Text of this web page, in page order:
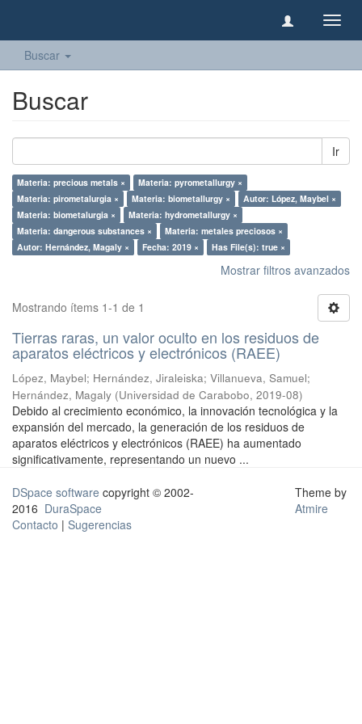
Buscar
Buscar
Ir
Materia: precious metals ×
Materia: pyrometallurgy ×
Materia: pirometalurgia ×
Materia: biometallurgy ×
Autor: López, Maybel ×
Materia: biometalurgia ×
Materia: hydrometallurgy ×
Materia: dangerous substances ×
Materia: metales preciosos ×
Autor: Hernández, Magaly ×
Fecha: 2019 × Has File(s): true ×
Mostrar filtros avanzados
Mostrando ítems 1-1 de 1
Tierras raras, un valor oculto en los residuos de
aparatos eléctricos y electrónicos (RAEE)
López, Maybel; Hernández, Jiraleiska; Villanueva, Samuel;
Hernández, Magaly (Universidad de Carabobo, 2019-08)
Debido al crecimiento económico, la innovación tecnológica y la
expansión del mercado, la generación de los residuos de
aparatos eléctricos y electrónicos (RAEE) ha aumentado
significativamente, representando un nuevo ...
DSpace software copyright © 2002-
2016 DuraSpace
Contacto | Sugerencias
Theme by
Atmire